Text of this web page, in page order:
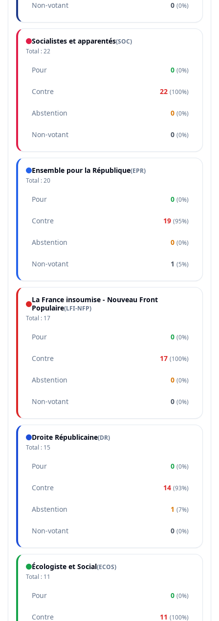
Non-votant 0 (0%)
Socialistes et apparentés(SOC)
Total :22
Pour 0 (0%)
Contre 22 (100%)
Abstention 0 (0%)
Non-votant 0 (0%)
Ensemble pour la République(EPR)
Total :20
Pour 0 (0%)
Contre 19 (95%)
Abstention 0 (0%)
Non-votant 1 (5%)
La France insoumise - Nouveau Front
Populaire(LFI-NFP)
Total : 17
Pour 0 (0%)
Contre 17 (100%)
Abstention 0 (0%)
Non-votant 0 (0%)
Droite Républicaine(DR)
Total : 15
Pour 0 (0%)
Contre 14 (93%)
Abstention 1 (7%)
Non-votant 0 (0%)
Écologiste et Social(ECOS)
Total : 11
Pour 0 (0%)
Contre 11 (100%)